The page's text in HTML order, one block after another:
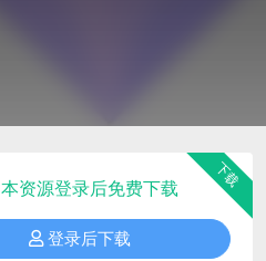
下载
本资源登录后免费下载
登录后下载